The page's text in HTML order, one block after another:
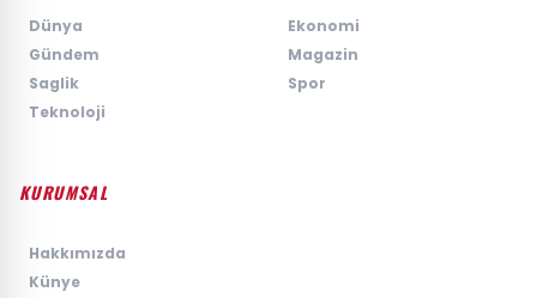
Dünya
Ekonomi
Gündem
Magazin
Saglik
Spor
Teknoloji
KURUMSAL
Hakkımızda
Künye